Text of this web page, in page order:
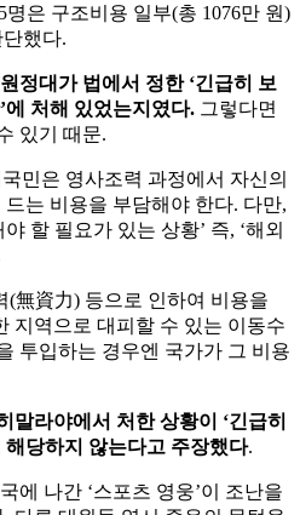
명은 구조비용 일부(총 1076만 원)
했다.
정대가 법에서 정한 ‘긴급히 보
에 처해 있었는지였다. 그렇다면
있기 때문.
민은 영사조력 과정에서 자신의
는 비용을 부담해야 한다. 다만,
할 필요가 있는 상황’ 즉, ‘해외
無資力) 등으로 인하여 비용을
지역으로 대피할 수 있는 이동수
투입하는 경우엔 국가가 그 비용
말라야에서 처한 상황이 ‘긴급히
해당하지 않는다고 주장했다.
에 나간 ‘스포츠 영웅’이 조난을